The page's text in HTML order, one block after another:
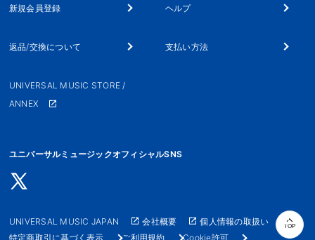
TOP
新規会員登録 ヘルプ
返品/交換について 支払い方法
UNIVERSAL MUSIC STORE /
ANNEX
ユニバーサルミュージックオフィシャルSNS
UNIVERSAL MUSIC JAPAN 会社概要
個人情報の取扱い
特定商取引に基づく表示
ご利用規約 Cookie許可